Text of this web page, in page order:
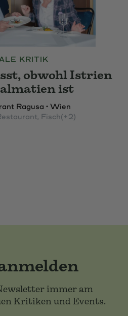
KRITIK
obwohl Istrien
ist
Ragusa • Wien
, Fisch(+2)
immer am
Kritiken und Events.